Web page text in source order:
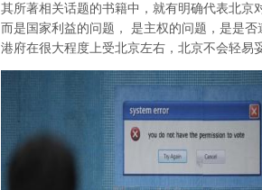
其所著相关话题的书籍中，就有明确代表北京
而是国家利益的问题， 是主权的问题，是是
港府在很大程度上受北京左右，北京不会轻易